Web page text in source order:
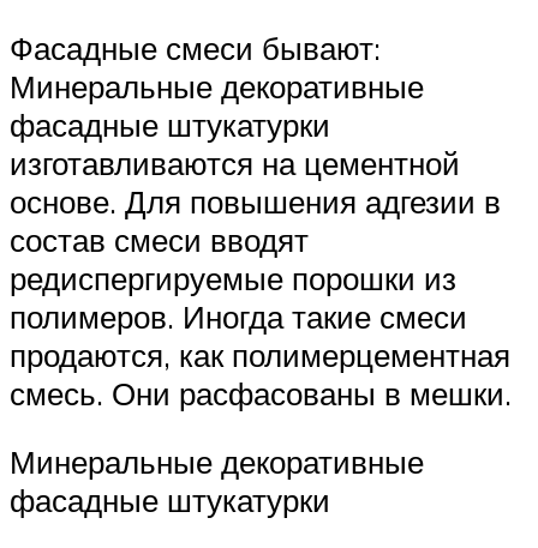
Фасадные смеси бывают:
Минеральные декоративные
фасадные штукатурки
изготавливаются на цементной
основе. Для повышения адгезии в
состав смеси вводят
редиспергируемые порошки из
полимеров. Иногда такие смеси
продаются, как полимерцементная
смесь. Они расфасованы в мешки.
Минеральные декоративные
фасадные штукатурки